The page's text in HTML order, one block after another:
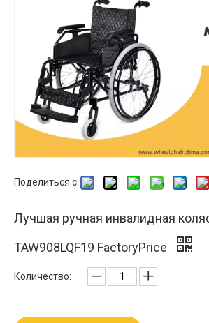
Поделиться с:
Лучшая ручная инвалидная
TAW908LQF19 FactoryPrice
Количество: